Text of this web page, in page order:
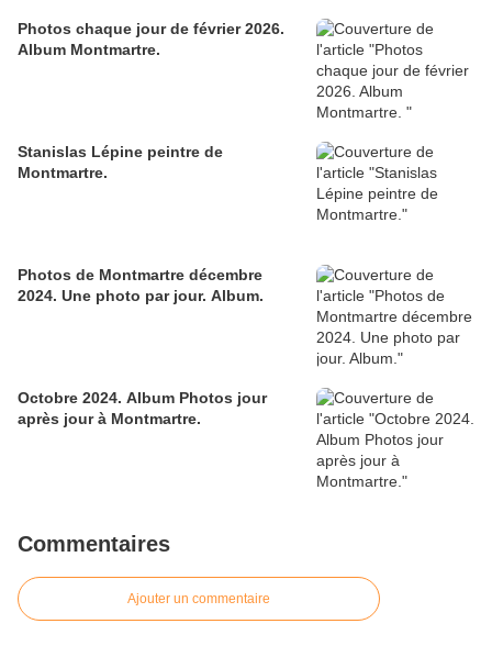
Photos chaque jour de février 2026.
Album Montmartre.
Stanislas Lépine peintre de
Montmartre.
Photos de Montmartre décembre
2024. Une photo par jour. Album.
Octobre 2024. Album Photos jour
après jour à Montmartre.
Commentaires
Ajouter un commentaire